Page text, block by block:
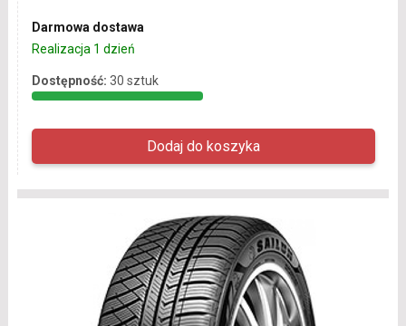
Darmowa dostawa
Realizacja 1 dzień
Dostępność: 30 sztuk